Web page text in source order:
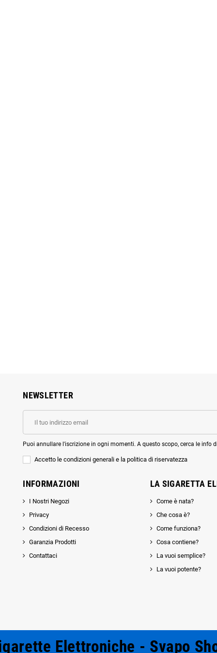
NEWSLETTER
Puoi annullare l'iscrizione in ogni momenti. A questo scopo, cerca le info
Accetto le condizioni generali e la politica di riservatezza
INFORMAZIONI
I Nostri Negozi
Privacy
Condizioni di Recesso
Garanzia Prodotti
Contattaci
LA SIGARETTA
Come è nata?
Che cosa è?
Come funziona?
Cosa contiene?
La vuoi semplice?
La vuoi potente?
Elettroniche - Svapo